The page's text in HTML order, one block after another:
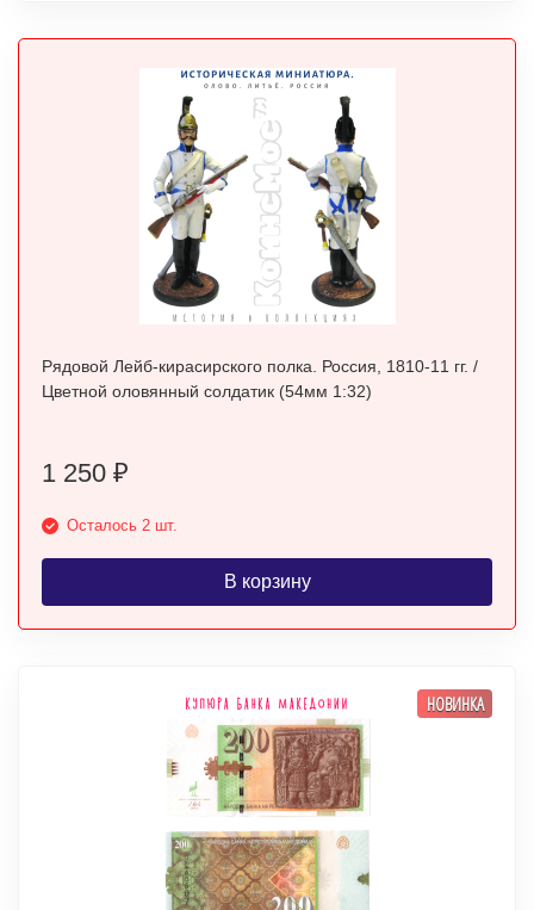
Рядовой Лейб-кирасирского полка. Россия, 1810-11 гг. /
Цветной оловянный солдатик (54мм 1:32)
1 250 ₽
Осталось 2 шт.
В корзину
НОВИНКА